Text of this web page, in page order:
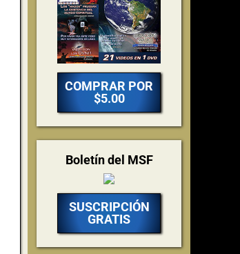
COMPRAR POR
$5.00
Boletín del MSF
SUSCRIPCIÓN
GRATIS